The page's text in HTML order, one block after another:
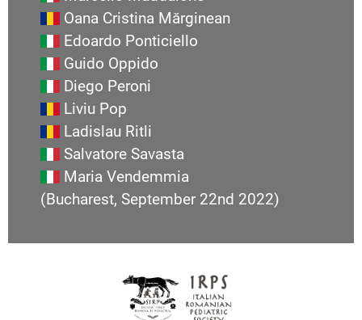
Oana Cristina Mărginean
Edoardo Ponticiello
Guido Oppido
Diego Peroni
Liviu Pop
Ladislau Ritli
Salvatore Savasta
Maria Vendemmia
(Bucharest, September 22nd 2022)